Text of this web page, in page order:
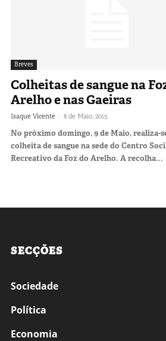
Breves
Colheitas de sangue na
Arelho e nas Gaeiras
Isaque Vicente - 8 de Maio, 2015
No próximo domingo, 9 de Maio, realiza-
colheita de sangue na sede do Centro
Recreativo da Foz do Arelho. A recolha...
SECÇÕES
Sociedade
Política
Economia